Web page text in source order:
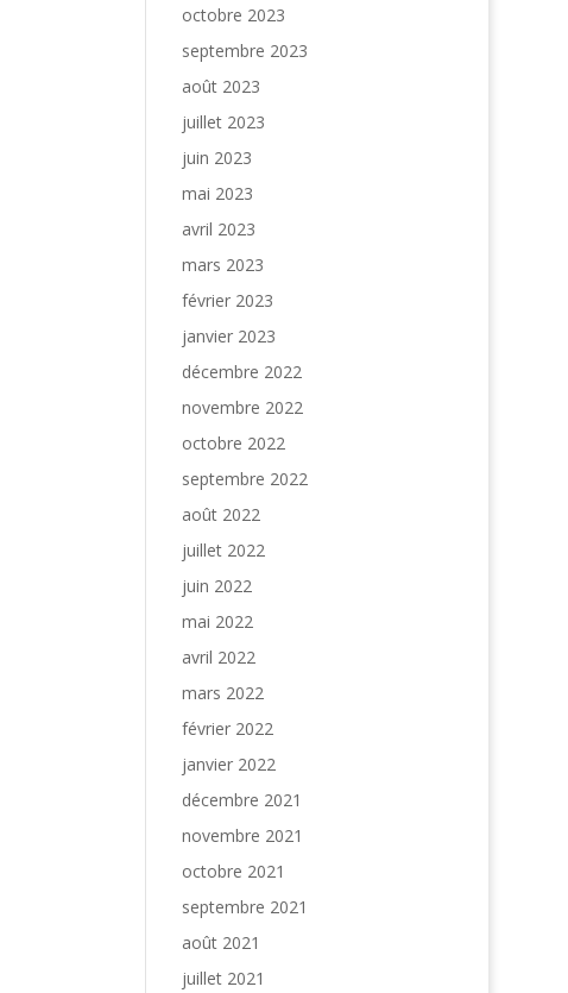
octobre 2023
septembre 2023
août 2023
juillet 2023
juin 2023
mai 2023
avril 2023
mars 2023
février 2023
janvier 2023
décembre 2022
novembre 2022
octobre 2022
septembre 2022
août 2022
juillet 2022
juin 2022
mai 2022
avril 2022
mars 2022
février 2022
janvier 2022
décembre 2021
novembre 2021
octobre 2021
septembre 2021
août 2021
juillet 2021